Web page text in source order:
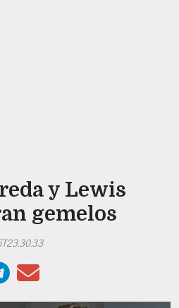
y Lewis
gemelos